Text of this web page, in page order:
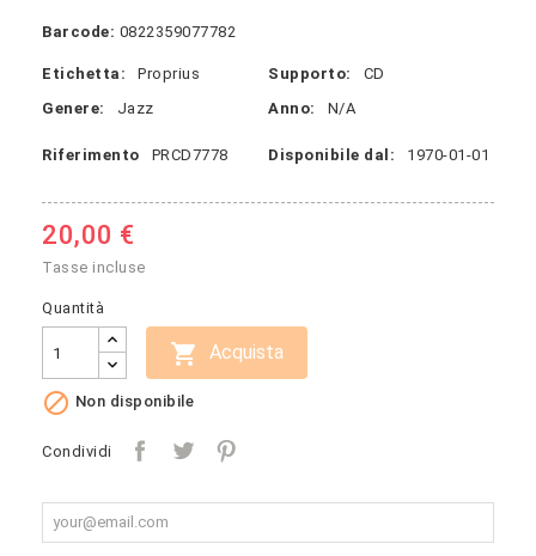
Barcode: 0822359077782
Etichetta: Proprius Supporto:
CD
Genere:
Jazz Anno: N/A
Riferimento PRCD7778 Disponibile dal: 1970-01-01
20,00 €
Tasse incluse
Quantità
 Acquista
 Non disponibile
Condividi